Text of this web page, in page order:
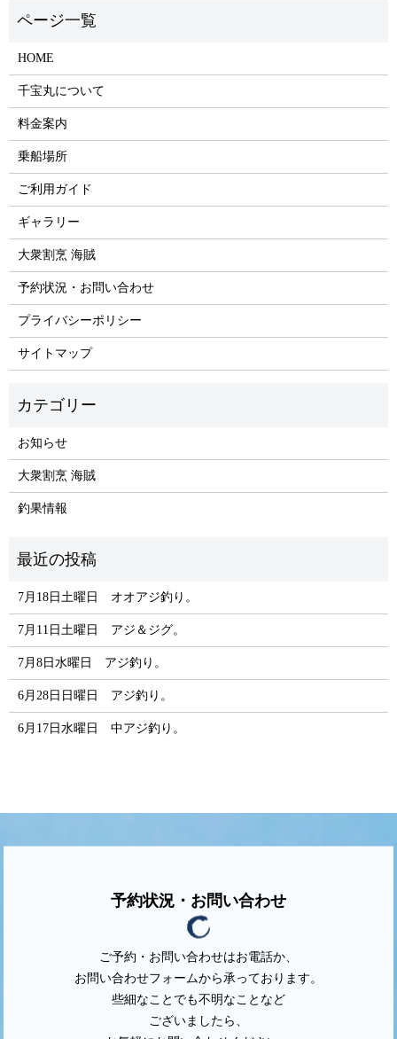
HOME
千宝丸について
料金案内
乗船場所
ご利用ガイド
ギャラリー
大衆割烹 海賊
予約状況・お問い合わせ
プライバシーポリシー
サイトマップ
お知らせ
大衆割烹 海賊
釣果情報
7月18日土曜日 オオアジ釣り。
7月11日土曜日 アジ＆ジグ。
7月8日水曜日 アジ釣り。
6月28日日曜日 アジ釣り。
6月17日水曜日 中アジ釣り。
予約状況・お問い合わせ
ご予約・お問い合わせはお電話か、
お問い合わせフォームから承っております。
些細なことでも不明なことなど
ございましたら、